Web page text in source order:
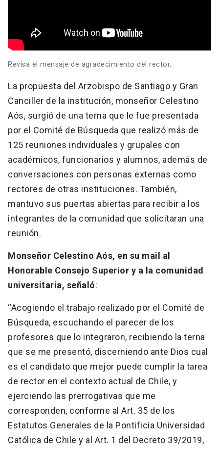
Revisa el mensaje de agradecimiento del rector.
La propuesta del Arzobispo de Santiago y Gran
Canciller de la institución, monseñor Celestino
Aós, surgió de una terna que le fue presentada
por el Comité de Búsqueda que realizó más de
125 reuniones individuales y grupales con
académicos, funcionarios y alumnos, además de
conversaciones con personas externas como
rectores de otras instituciones. También,
mantuvo sus puertas abiertas para recibir a los
integrantes de la comunidad que solicitaran una
reunión.
Monseñor Celestino Aós, en su mail al
Honorable Consejo Superior y a la comunidad
universitaria, señaló:
“Acogiendo el trabajo realizado por el Comité de
Búsqueda, escuchando el parecer de los
profesores que lo integraron, recibiendo la terna
que se me presentó, discerniendo ante Dios cual
es el candidato que mejor puede cumplir la tarea
de rector en el contexto actual de Chile, y
ejerciendo las prerrogativas que me
corresponden, conforme al Art. 35 de los
Estatutos Generales de la Pontificia Universidad
Católica de Chile y al Art. 1 del Decreto 39/2019,